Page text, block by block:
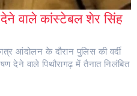
वाले कांस्टेबल शेर सिंह
आंदोलन के दौरान पुलिस की वर्दी
देने वाले पिथौरागढ़ में तैनात निलंबित